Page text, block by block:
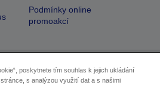
Podmínky online
promoakcí
poskytnete tím souhlas k jejich ukládání
s analýzou využití dat a s našimi